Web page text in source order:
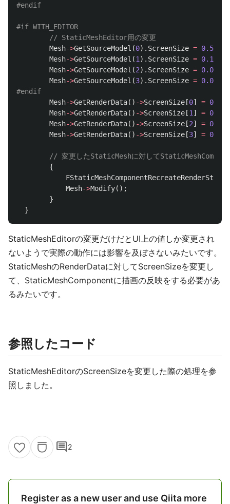
// StaticMeshEditor用の変更
Mesh->GetSourceModel (0). ScreenSize = 0.5
Mesh->GetSourceModel (1 ). ScreenSize = 0.1
Mesh->GetSourceModel (2). ScreenSize = 0.05
Mesh->GetSourceModel (3). ScreenSize = 0.002
Mesh->GetRenderData() ->ScreenSize [0] = 0.5
Mesh->GetRenderData() ->ScreenSize [1 ] = 0.1
Mesh->GetRenderData() ->ScreenSize [2] = 0.05
Mesh->GetRenderData() ->ScreenSize [3] = 0.002
// 変更したStaticMeshに対して
{
Mesh->Modify();
}
}
StaticMeshEditorの変更だけだとUI上の値しか変更され
ないようで実際の動作には影響を及ぼさないみたいです。
StaticMeshのRenderDataに対してScreenSizeを変更し
て、StaticMeshComponentに描画の反映をする必要があ
るみたいです。
参照したコード
StaticMeshEditorのScreenSizeを変更した際の処理を参
照しました。
comment2
Register as a new user and use Qiita more